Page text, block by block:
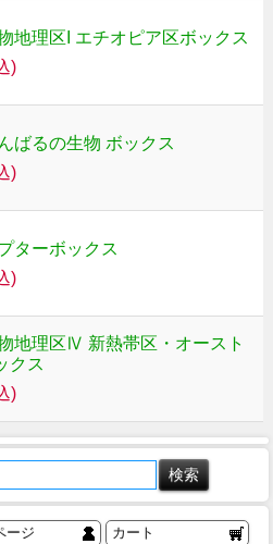
地理区I エチオピア区ボックス
)
ばるの生物 ボックス
)
ターボックス
)
地理区Ⅳ 新熱帯区・オースト
クス
)
ージ カート